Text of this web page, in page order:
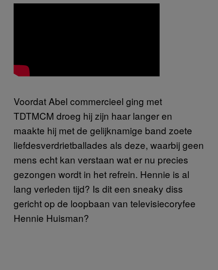
Voordat Abel commercieel ging met
TDTMCM droeg hij zijn haar langer en
maakte hij met de gelijknamige band zoete
liefdesverdrietballades als deze, waarbij geen
mens echt kan verstaan wat er nu precies
gezongen wordt in het refrein. Hennie is al
lang verleden tijd? Is dit een sneaky diss
gericht op de loopbaan van televisiecoryfee
Hennie Huisman?